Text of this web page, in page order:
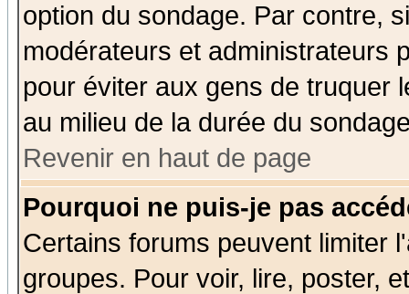
option du sondage. Par contre,
modérateurs et administrateurs
pour éviter aux gens de truquer
au milieu de la durée du
Revenir en haut de page
Pourquoi ne puis-je pas
Certains forums peuvent limiter
groupes. Pour voir, lire, poster,